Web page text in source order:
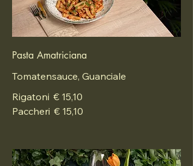
Pasta Amatriciana
Tomatensauce, Guanciale
Rigatoni € 15,10
Paccheri € 15,10